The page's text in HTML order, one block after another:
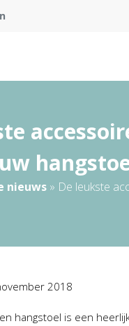
nieuws » De leukste
2018
hangstoel is een